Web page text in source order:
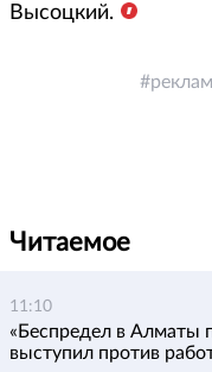
Высоцкий.
Читаемое
11:10
«Беспредел в Алматы
выступил против